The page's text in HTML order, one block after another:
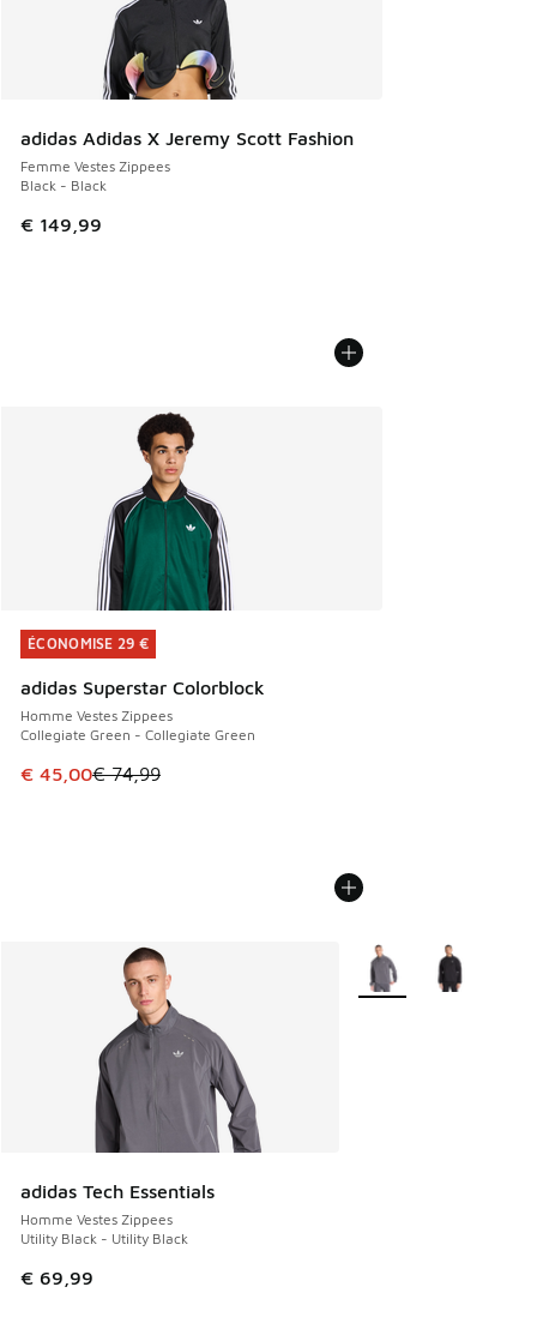
adidas Adidas X Jeremy Scott Fashion
Femme Vestes Zippees
Black - Black
€ 149,99
ÉCONOMISE 29 €
adidas Superstar Colorblock
Homme Vestes Zippees
Collegiate Green - Collegiate Green
Cet article est en promotion. Prix en baisse de € 74,99 à
€ 45,00€ 74,99
ÉCONOMISE 29 €
adidas Tech Essentials
Homme Vestes Zippees
Utility Black - Utility Black
€ 69,99
Plus de couleurs